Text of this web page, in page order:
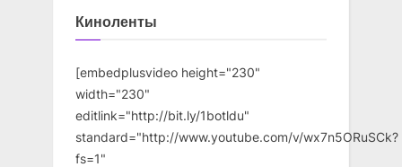
Киноленты
[embedplusvideo height="230"
width="230"
editlink="http://bit.ly/1botldu"
standard="http://www.youtube.com/v/wx7n5ORuSCk?
fs=1"